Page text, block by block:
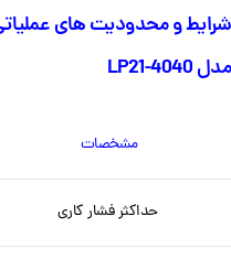
مدل LP21-4040
مشخصات
حداکثر فشار کاری